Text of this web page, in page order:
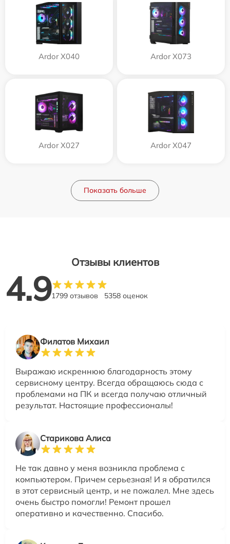
Ardor X040 Ardor X073
Ardor X027 Ardor X047
Показать больше
Отзывы клиентов
4.91799 отзывов 5358 оценок
Филатов Михаил
Выражаю искреннюю благодарность этому
сервисному центру. Всегда обращаюсь сюда с
проблемами на ПК и всегда получаю отличный
результат. Настоящие профессионалы!
Старикова Алиса
Не так давно у меня возникла проблема с
компьютером. Причем серьезная! И я обратился
в этот сервисный центр, и не пожалел. Мне здесь
очень быстро помогли! Ремонт прошел
оперативно и качественно. Спасибо.